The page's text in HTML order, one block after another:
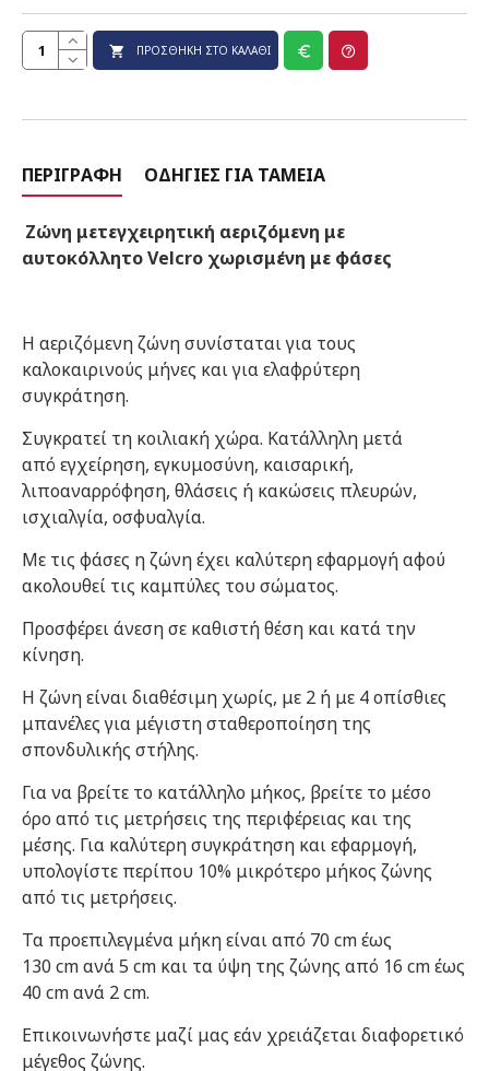
ΠΡΟΣΘΉΚΗ ΣΤΟ ΚΑΛΆΘΙ
ΠΕΡΙΓΡΑΦΉ ΟΔΗΓΊΕΣ ΓΙΑ ΤΑΜΕΊΑ
Ζώνη μετεγχειρητική αεριζόμενη με
αυτοκόλλητο Velcro χωρισμένη με φάσες
Η αεριζόμενη ζώνη συνίσταται για τους
καλοκαιρινούς μήνες και για ελαφρύτερη
συγκράτηση.
Συγκρατεί τη κοιλιακή χώρα. Κατάλληλη μετά
από εγχείρηση, εγκυμοσύνη, καισαρική,
λιποαναρρόφηση, θλάσεις ή κακώσεις πλευρών,
ισχιαλγία, οσφυαλγία.
Με τις φάσες η ζώνη έχει καλύτερη εφαρμογή αφού
ακολουθεί τις καμπύλες του σώματος.
Προσφέρει άνεση σε καθιστή θέση και κατά την
κίνηση.
Η ζώνη είναι διαθέσιμη χωρίς, με 2 ή με 4 οπίσθιες
μπανέλες για μέγιστη σταθεροποίηση της
σπονδυλικής στήλης.
Για να βρείτε το κατάλληλο μήκος, βρείτε το μέσο
όρο από τις μετρήσεις της περιφέρειας και της
μέσης. Για καλύτερη συγκράτηση και εφαρμογή,
υπολογίστε περίπου 10% μικρότερο μήκος ζώνης
από τις μετρήσεις.
Τα προεπιλεγμένα μήκη είναι από 70 cm έως
130 cm ανά 5 cm και τα ύψη της ζώνης από 16 cm έως
40 cm ανά 2 cm.
Επικοινωνήστε μαζί μας εάν χρειάζεται διαφορετικό
μέγεθος ζώνης.